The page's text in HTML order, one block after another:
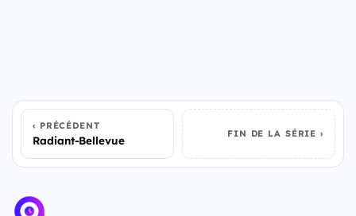
PRÉCÉDENT
Radiant-Bellevue FIN DE LA SÉRIE